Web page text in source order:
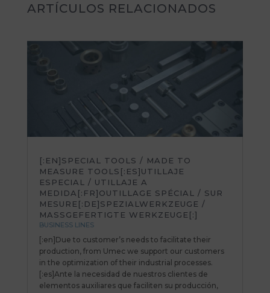
ARTÍCULOS RELACIONADOS
[:EN]SPECIAL TOOLS / MADE TO
MEASURE TOOLS[:ES]UTILLAJE
ESPECIAL / UTILLAJE A
MEDIDA[:FR]OUTILLAGE SPÉCIAL / SUR
MESURE[:DE]SPEZIALWERKZEUGE /
MASSGEFERTIGTE WERKZEUGE[:]
BUSINESS LINES
[:en]Due to customer’s needs to facilitate their
production, from Umec we support our customers
in the optimization of their industrial processes.
[:es]Ante la necesidad de nuestros clientes de
elementos auxiliares que faciliten su producción,